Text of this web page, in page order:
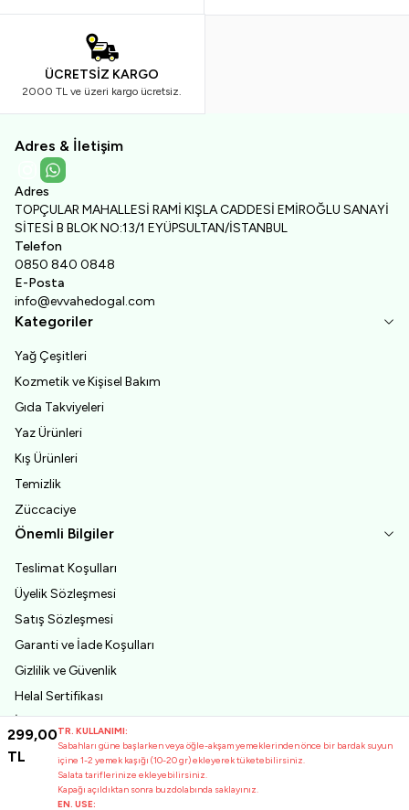
299,00
TL
TR. KULLANIMI:
Sabahları güne başlarken veya öğle-akşam yemeklerinden önce bir bardak suyun
içine 1-2 yemek kaşığı (10-20 gr) ekleyerek tüketebilirsiniz.
Salata tariflerinize ekleyebilirsiniz.
Kapağı açıldıktan sonra buzdolabında saklayınız.
EN. USE:
ÜCRETSİZ KARGO
2000 TL ve üzeri kargo ücretsiz.
Adres & İletişim
Adres
TOPÇULAR MAHALLESİ RAMİ KIŞLA CADDESİ EMİROĞLU SANAYİ
SİTESİ B BLOK NO:13/1 EYÜPSULTAN/İSTANBUL
Telefon
0850 840 0848
E-Posta
info@evvahedogal.com
Instagram
WhatsApp
Kategoriler
Yağ Çeşitleri
Kozmetik ve Kişisel Bakım
Gıda Takviyeleri
Yaz Ürünleri
Kış Ürünleri
Temizlik
Züccaciye
Önemli Bilgiler
Teslimat Koşulları
Üyelik Sözleşmesi
Satış Sözleşmesi
Garanti ve İade Koşulları
Gizlilik ve Güvenlik
Helal Sertifikası
İşletme Kayıt Belgesi
First Quality Certification
Hakkımızda
Analizler